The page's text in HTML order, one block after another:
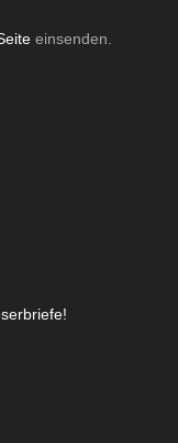
einsenden.